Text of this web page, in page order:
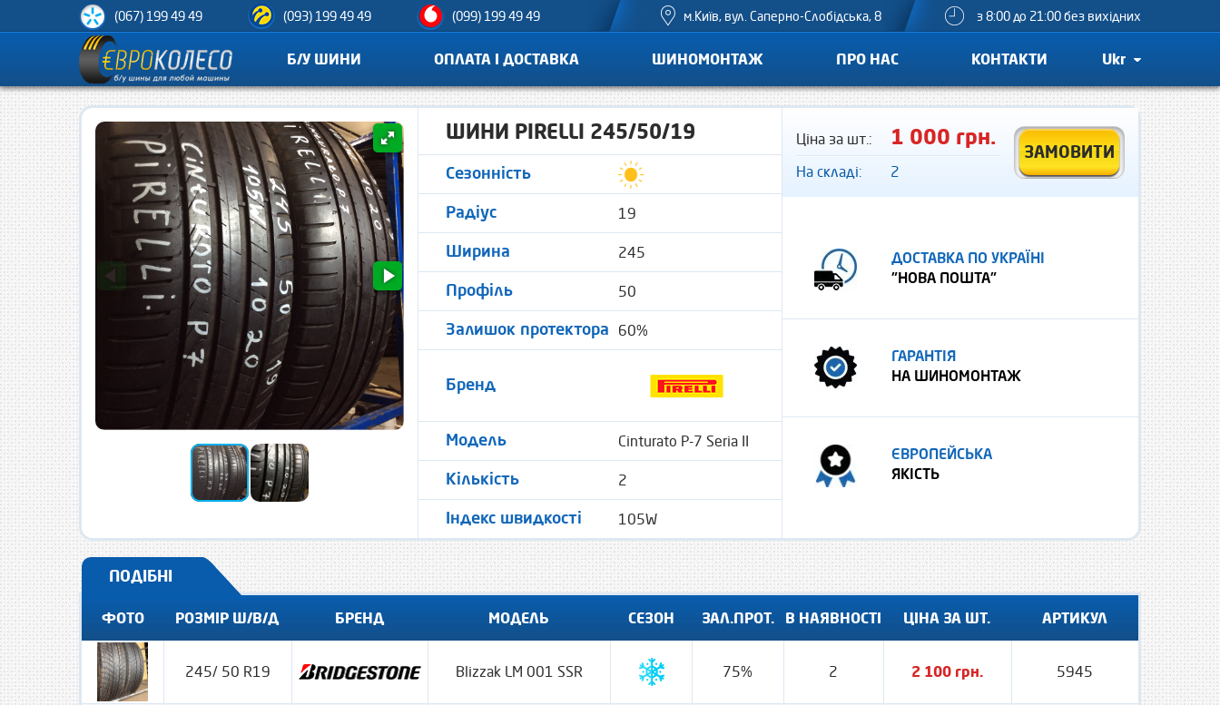
(067) 199 49 49 (093) 199 49 49 (099) 199 49 49 м.Київ, вул. Саперно-Слобідська, 8 з 8:00 до 21:00 без вихідних
Б/У ШИНИ ОПЛАТА І ДОСТАВКА ШИНОМОНТАЖ ПРО НАС КОНТАКТИ Ukr
ШИНИ PIRELLI 245/50/19
Сезонність
Радіус 19
Ширина 245
Профіль 50
Залишок протектора 60%
Бренд
Модель Cinturato P-7 Seria II
Кількість 2
Індекс швидкості 105W
Ціна за шт.: 1 000 грн.
На складі: 2
ЗАМОВИТИ
ДОСТАВКА ПО УКРАЇНІ
"НОВА ПОШТА"
ГАРАНТІЯ
НА ШИНОМОНТАЖ
ЄВРОПЕЙСЬКА
ЯКІСТЬ
ПОДІБНІ
ФОТО РОЗМІР Ш/В/Д БРЕНД МОДЕЛЬ СЕЗОН ЗАЛ.ПРОТ. В НАЯВНОСТІ ЦІНА ЗА ШТ. АРТИКУЛ
245/ 50 R19 Blizzak LM 001 SSR 75% 2 2 100 грн. 5945